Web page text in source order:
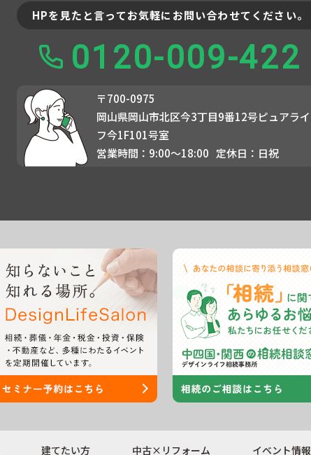
HPを見たと言ってお気軽にお問い合わせてください。
0120-009-422
〒700-0975
岡山県岡山市北区今3丁目9番12号ピュアライ
フ今1F101号室
営業時間：9:00〜18:00 定休日：日祝
建てたい方 中古×リフォーム イベント情報